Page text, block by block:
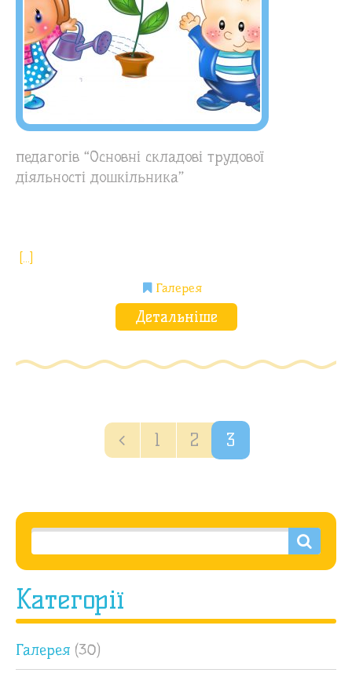
Категорії
Галерея (30)
педагогів “Основні складові трудової
діяльності дошкільника”
[…]
Галерея
Детальніше
1 2 3